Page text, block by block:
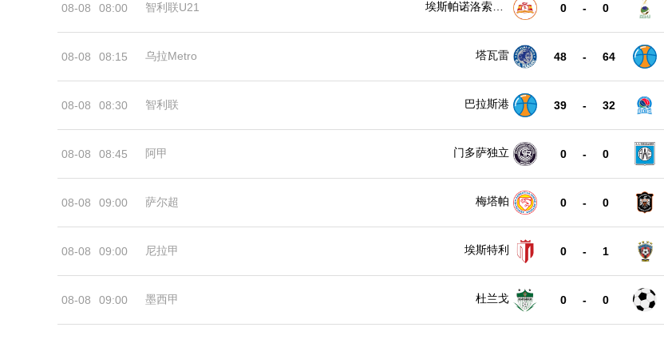
08-08 08:00 智利联U21
埃斯帕诺洛索诺
0 - 0
08-08 08:15 乌拉Metro 塔瓦雷 48 - 64
08-08 08:30 智利联 巴拉斯港 39 - 32
08-08 08:45 阿甲 门多萨独立 0 - 0
08-08 09:00 萨尔超 梅塔帕 0 - 0
08-08 09:00 尼拉甲 埃斯特利 0 - 1
08-08 09:00 墨西甲 杜兰戈 0 - 0